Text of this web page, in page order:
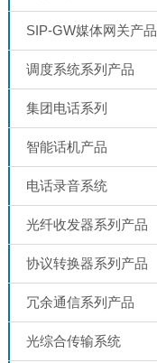
SIP-GW媒体网关产品
调度系统系列产品
集团电话系列
智能话机产品
电话录音系统
光纤收发器系列产品
协议转换器系列产品
冗余通信系列产品
光综合传输系统